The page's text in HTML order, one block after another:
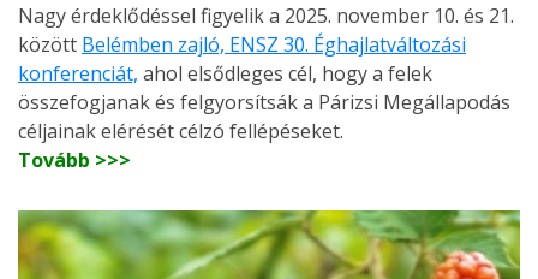
Nagy érdeklődéssel figyelik a 2025. november 10. és 21.
között Belémben zajló, ENSZ 30. Éghajlatváltozási
konferenciát, ahol elsődleges cél, hogy a felek
összefogjanak és felgyorsítsák a Párizsi Megállapodás
céljainak elérését célzó fellépéseket.
Tovább >>>